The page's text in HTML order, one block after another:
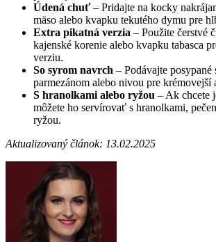
Údená chuť– Pridajte na kocky
mäso alebo kvapku tekutého dymu pre
Extra pikatná verzia – Použite čerstvé
kajenské korenie alebo kvapku tabasca
verziu.
So syrom navrch – Podávajte posypané
parmezánom alebo nivou pre krémovejší
S hranolkami alebo ryžou – Ak chcete
môžete ho servírovať s hranolkami,
ryžou.
Aktualizovaný článok: 13.02.2025